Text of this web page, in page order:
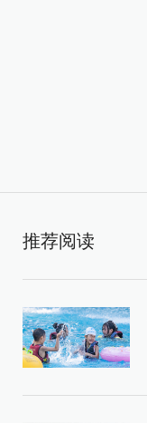
推荐阅读